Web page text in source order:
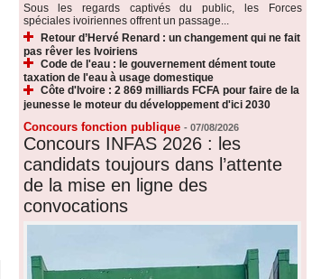
Sous les regards captivés du public, les Forces
spéciales ivoiriennes offrent un passage...
Retour d’Hervé Renard : un changement qui ne fait
pas rêver les Ivoiriens
Code de l'eau : le gouvernement dément toute
taxation de l'eau à usage domestique
Côte d'Ivoire : 2 869 milliards FCFA pour faire de la
jeunesse le moteur du développement d'ici 2030
Concours fonction publique - 07/08/2026
Concours INFAS 2026 : les
candidats toujours dans l’attente
de la mise en ligne des
convocations